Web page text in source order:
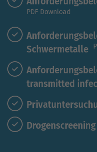
PDF Download
Schwermetalle
transmitted